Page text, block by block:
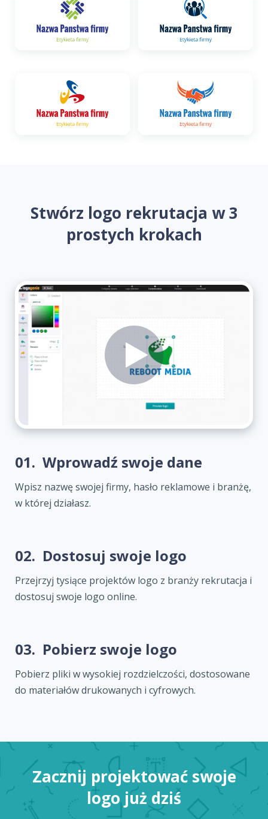
Stwórz logo rekrutacja w 3
prostych krokach
01. Wprowadź swoje dane
Wpisz nazwę swojej firmy, hasło reklamowe i branżę,
w której działasz.
02. Dostosuj swoje logo
Przejrzyj tysiące projektów logo z branży rekrutacja i
dostosuj swoje logo online.
03. Pobierz swoje logo
Pobierz pliki w wysokiej rozdzielczości, dostosowane
do materiałów drukowanych i cyfrowych.
Zacznij projektować swoje
logo już dziś